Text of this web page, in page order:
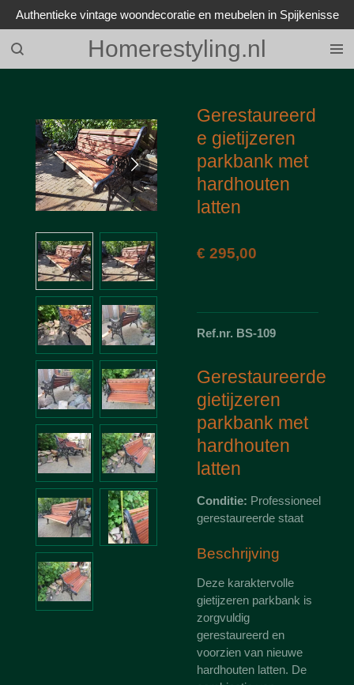
Ga
direct
naar
de
Homerestyling.nl
Authentieke vintage woondecoratie en meubelen in Spijkenisse
Gerestaureerd
e gietijzeren
parkbank met
hardhouten
latten
€ 295,00
Ref.nr. BS-109
Gerestaureerde
gietijzeren
parkbank met
hardhouten
latten
Conditie: Professioneel
gerestaureerde staat
Beschrijving
Deze karaktervolle
gietijzeren parkbank is
zorgvuldig
gerestaureerd en
voorzien van nieuwe
hardhouten latten. De